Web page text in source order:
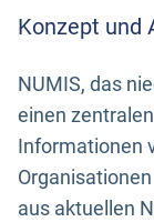
Konzept und
NUMIS, das
einen
Informationen
aus aktuellen